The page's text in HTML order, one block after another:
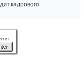
кадрового